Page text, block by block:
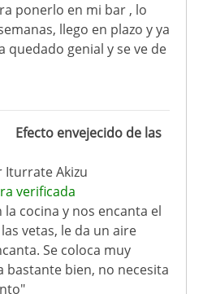
ponerlo en mi bar , lo
llego en plazo y ya
quedado genial y se ve de
Efecto envejecido de las
Iturrate Akizu
verificada
cocina y nos encanta el
vetas, le da un aire
Se coloca muy
bastante bien, no necesita